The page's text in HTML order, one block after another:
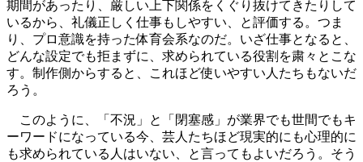
期間があったり、厳しい上下関係をくぐり抜けてきたりして
いるから、礼儀正しく仕事もしやすい、と評価する。つま
り、プロ意識を持った体育会系なのだ。いざ仕事となると、
どんな設定でも拒まずに、求められている役割を粛々とこな
す。制作側からすると、これほど使いやすい人たちもないだ
ろう。
このように、「不況」と「閉塞感」が業界でも世間でもキ
ーワードになっている今、芸人たちほど現実的にも心理的に
も求められている人はいない、と言ってもよいだろう。そう